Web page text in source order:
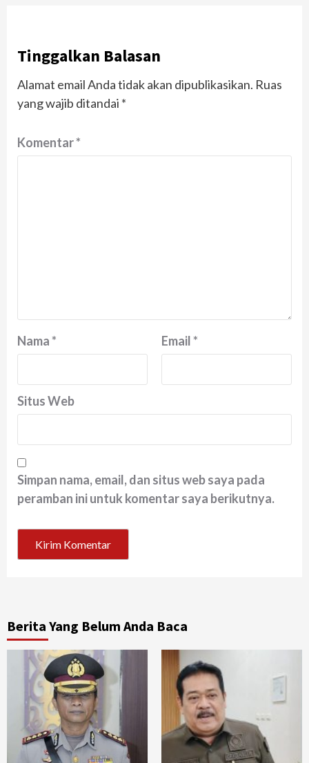
Tinggalkan Balasan
Alamat email Anda tidak akan dipublikasikan. Ruas
yang wajib ditandai *
Komentar*
Nama* Email*
Situs Web
Simpan nama, email, dan situs web saya pada
peramban ini untuk komentar saya berikutnya.
Berita Yang Belum Anda Baca